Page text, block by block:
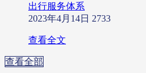
出行服务体系
2023年4月14日 2733
查看全文
查看全部